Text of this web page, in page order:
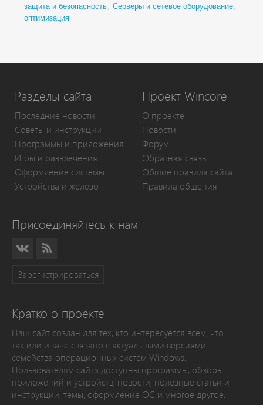
защита и безопасность, Серверы и сетевое оборудование,
оптимизация
Разделы сайта
Последние новости
Советы и инструкции
Программы и приложения
Игры и развлечения
Оформление системы
Устройства и железо
Проект Wincore
О проекте
Новости
Форум
Обратная связь
Общие правила сайта
Правила общения
Присоединяйтесь к нам
Зарегистрироваться
Кратко о проекте
Наш сайт создан для тех, кто интересуется всем, что
так или иначе связано с актуальными версиями
семейства операционных систем Windows.
Пользователям сайта доступны программы, обзоры
приложений и устройств, новости, полезные статьи и
инструкции, темы, оформление ОС и многое другое.